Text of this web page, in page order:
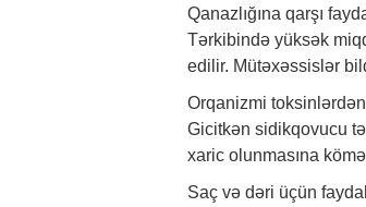
Qanazlığına qarşı
Tərkibində yüksək
edilir. Mütəxəssislər
Orqanizmi
Gicitkən sidikqovucu
xaric olunmasına
Saç və dəri üçün